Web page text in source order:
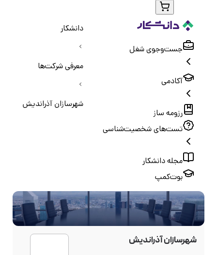
جست‌و‌جوی شغل
آکادمی
رزومه ساز
تست‌های شخصیت‌شناسی
مجله دانشکار
بوت‌کمپ
دانشکار
معرفی شرکت‌ها
شهرسازان آذراندیش
شهرسازان آذراندیش